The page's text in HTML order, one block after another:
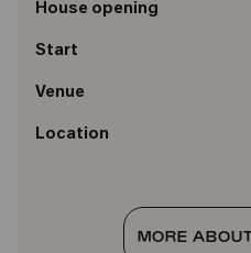
House opening
Start
Venue
Location
MORE